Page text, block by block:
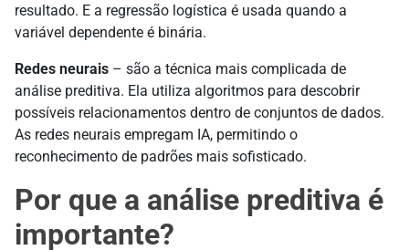
resultado. E a regressão logística é usada quando a
variável dependente é binária.
Redes neurais – são a técnica mais complicada de
análise preditiva. Ela utiliza algoritmos para descobrir
possíveis relacionamentos dentro de conjuntos de dados.
As redes neurais empregam IA, permitindo o
reconhecimento de padrões mais sofisticado.
Por que a análise preditiva é
importante?